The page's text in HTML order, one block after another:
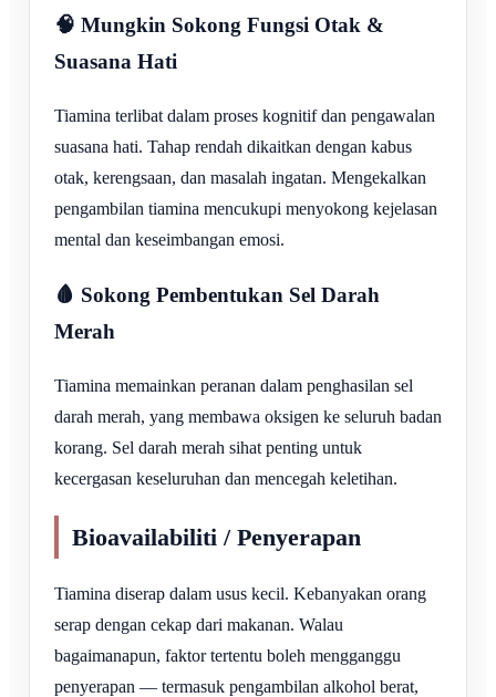
🧠 Mungkin Sokong Fungsi Otak &
Suasana Hati
Tiamina terlibat dalam proses kognitif dan pengawalan
suasana hati. Tahap rendah dikaitkan dengan kabus
otak, kerengsaan, dan masalah ingatan. Mengekalkan
pengambilan tiamina mencukupi menyokong kejelasan
mental dan keseimbangan emosi.
🩸 Sokong Pembentukan Sel Darah
Merah
Tiamina memainkan peranan dalam penghasilan sel
darah merah, yang membawa oksigen ke seluruh badan
korang. Sel darah merah sihat penting untuk
kecergasan keseluruhan dan mencegah keletihan.
Bioavailabiliti / Penyerapan
Tiamina diserap dalam usus kecil. Kebanyakan orang
serap dengan cekap dari makanan. Walau
bagaimanapun, faktor tertentu boleh mengganggu
penyerapan — termasuk pengambilan alkohol berat,